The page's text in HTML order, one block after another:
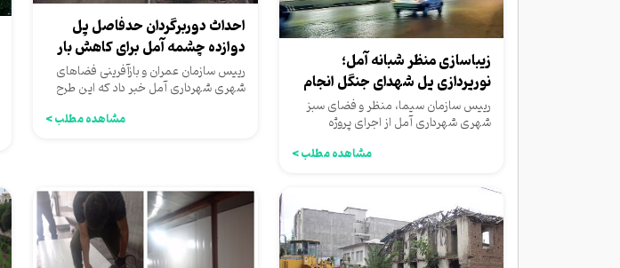
زیباسازی منظر شبانه آمل؛
نورپردازی پل شهدای جنگل انجام
شد
رییس سازمان سیما، منظر و فضای سبز
شهری شهرداری آمل از اجرای پروژه
مشاهده مطلب >
احداث دوربرگردان حدفاصل پل
دوازده چشمه آمل برای کاهش بار
ترافیکی...
رییس سازمان عمران و بازآفرینی فضاهای
شهری شهرداری آمل خبر داد که این طرح
مشاهده مطلب >